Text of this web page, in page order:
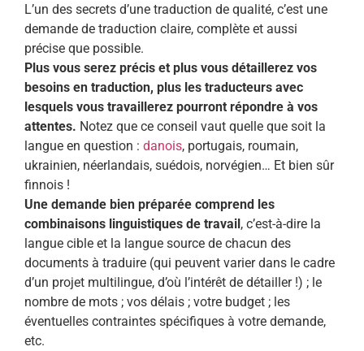
L’un des secrets d’une traduction de qualité, c’est une
demande de traduction claire, complète et aussi
précise que possible.
Plus vous serez précis et plus vous détaillerez vos
besoins en traduction, plus les traducteurs avec
lesquels vous travaillerez pourront répondre à vos
attentes. Notez que ce conseil vaut quelle que soit la
langue en question : danois, portugais, roumain,
ukrainien, néerlandais, suédois, norvégien… Et bien sûr
finnois !
Une demande bien préparée comprend les
combinaisons linguistiques de travail, c’est-à-dire la
langue cible et la langue source de chacun des
documents à traduire (qui peuvent varier dans le cadre
d’un projet multilingue, d’où l’intérêt de détailler !) ; le
nombre de mots ; vos délais ; votre budget ; les
éventuelles contraintes spécifiques à votre demande,
etc.